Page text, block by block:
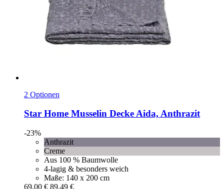
2 Optionen
Star Home Musselin Decke Aida, Anthrazit
-23%
Anthrazit
Creme
Aus 100 % Baumwolle
4-lagig & besonders weich
Maße: 140 x 200 cm
69,00 € 89,49 €